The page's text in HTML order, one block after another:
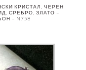
КРИСТАЛ, ЧЕРЕН
СРЕБРО, ЗЛАТО –
– N758